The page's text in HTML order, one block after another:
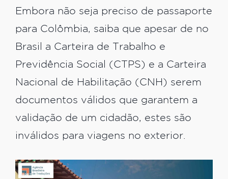
Embora não seja preciso de passaporte
para Colômbia, saiba que apesar de no
Brasil a Carteira de Trabalho e
Previdência Social (CTPS) e a Carteira
Nacional de Habilitação (CNH) serem
documentos válidos que garantem a
validação de um cidadão, estes são
inválidos para viagens no exterior.